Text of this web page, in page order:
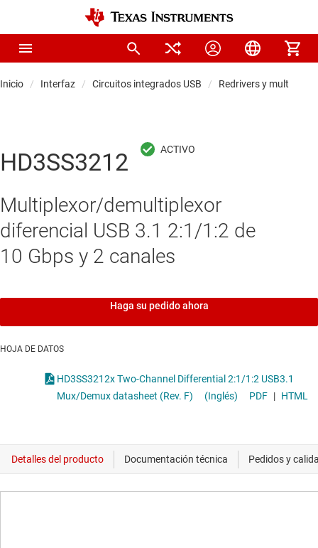
Inicio Interfaz Circuitos integrados USB Redrivers y
HD3SS3212
Multiplexor/demultiplexor
diferencial USB 3.1 2:1/1:2 de
10 Gbps y 2 canales
Haga su pedido ahora
HOJA DE DATOS
HD3SS3212x Two-Channel Differential 2:1/1:2 USB3.1
Mux/Demux datasheet (Rev. F)
(Inglés) PDF | HTML